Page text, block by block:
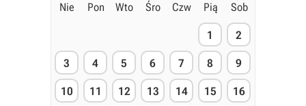
Nie Pon Wto Śro Czw Pią Sob
1 2
3 4 5 6 7 8 9
10 11 12 13 14 15 16